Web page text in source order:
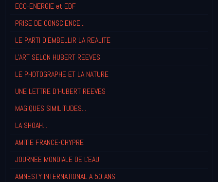
ECO-ENERGIE et EDF
PRISE DE CONSCIENCE...
LE PARTI D'EMBELLIR LA REALITE
L'ART SELON HUBERT REEVES
LE PHOTOGRAPHE ET LA NATURE
UNE LETTRE D'HUBERT REEVES
MAGIQUES SIMILITUDES...
LA SHOAH...
AMITIE FRANCE-CHYPRE
JOURNEE MONDIALE DE L'EAU
AMNESTY INTERNATIONAL A 50 ANS